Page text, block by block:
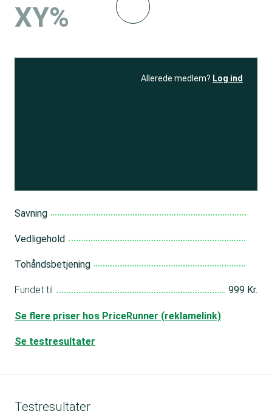
XY%
Allerede medlem? Log ind
Savning
Vedligehold
Tohåndsbetjening
Fundet til 999 Kr.
Se flere priser hos PriceRunner (reklamelink)
Se testresultater
Testresultater